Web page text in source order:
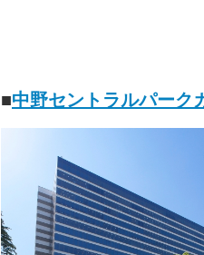
■中野セントラルパーク